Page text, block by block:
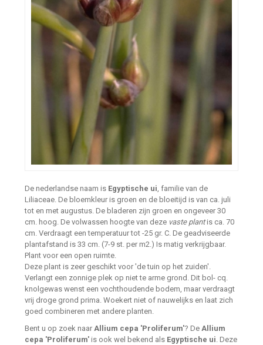
De nederlandse naam is Egyptische ui , familie van de
Liliaceae. De bloemkleur is groen en de bloeitijd is van ca. juli
tot en met augustus. De bladeren zijn groen en ongeveer 30
cm. hoog. De volwassen hoogte van deze vaste plantis ca. 70
cm. Verdraagt een temperatuur tot -25 gr. C. De geadviseerde
plantafstand is 33 cm. (7-9 st. per m2.) Is matig verkrijgbaar.
Plant voor een open ruimte.
Deze plant is zeer geschikt voor 'de tuin op het zuiden'.
Verlangt een zonnige plek op niet te arme grond. Dit bol- cq.
knolgewas wenst een vochthoudende bodem, maar verdraagt
vrij droge grond prima. Woekert niet of nauwelijks en laat zich
goed combineren met andere planten.
Bent u op zoek naar Allium cepa 'Proliferum'? De Allium
cepa 'Proliferum' is ook wel bekend als Egyptische ui . Deze